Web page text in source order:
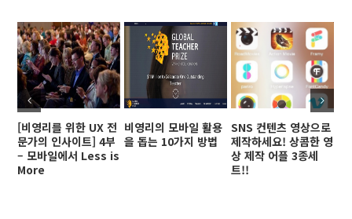
[비영리를 위한 UX 전
문가의 인사이트] 4부
– 모바일에서 Less is
More
비영리의 모바일 활용
을 돕는 10가지 방법
SNS 컨텐츠 영상으로
제작하세요! 상콤한 영
상 제작 어플 3종세
트!!